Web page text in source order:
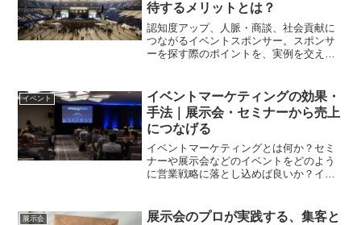
待するメリットとは？
認知度アップ、人脈・商談、社会貢献に
つながるイベントスポンサー。スポンサ
ーを探す際のポイントを、実例を交えな
イベント
イベントマーケティングの効果・
手法｜展示会・セミナーから売上
につなげる
イベントマーケティングとは何か？セミ
ナーや展示会などのイベントをどのよう
に営業戦略に落とし込めば良いか？イベ
展示会
展示会のプロが実践する、集客と